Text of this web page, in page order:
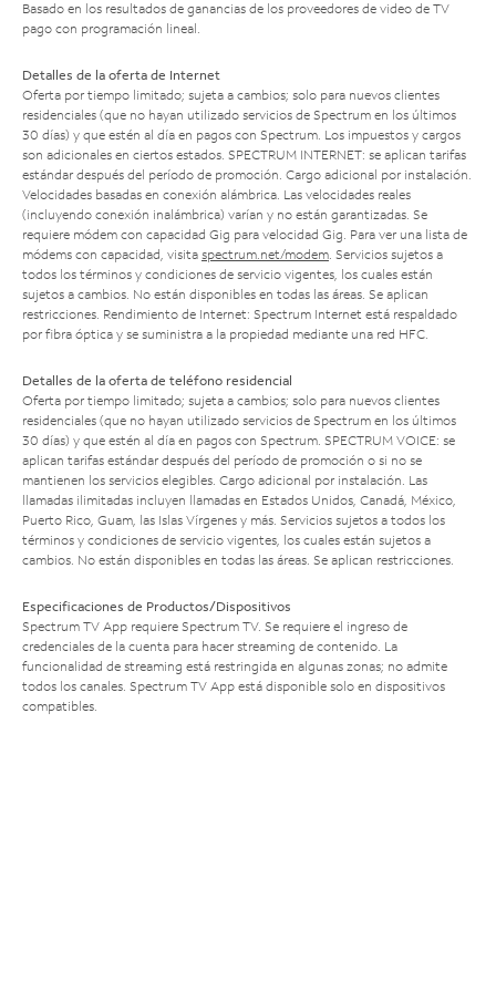
Basado en los resultados de ganancias de los proveedores de video de TV
pago con programación lineal.
Detalles de la oferta de Internet
Oferta por tiempo limitado; sujeta a cambios; solo para nuevos clientes
residenciales (que no hayan utilizado servicios de Spectrum en los últimos
30 días) y que estén al día en pagos con Spectrum. Los impuestos y cargos
son adicionales en ciertos estados. SPECTRUM INTERNET: se aplican tarifas
estándar después del período de promoción. Cargo adicional por instalación.
Velocidades basadas en conexión alámbrica. Las velocidades reales
(incluyendo conexión inalámbrica) varían y no están garantizadas. Se
requiere módem con capacidad Gig para velocidad Gig. Para ver una lista de
módems con capacidad, visita spectrum.net/modem. Servicios sujetos a
todos los términos y condiciones de servicio vigentes, los cuales están
sujetos a cambios. No están disponibles en todas las áreas. Se aplican
restricciones. Rendimiento de Internet: Spectrum Internet está respaldado
por fibra óptica y se suministra a la propiedad mediante una red HFC.
Detalles de la oferta de teléfono residencial
Oferta por tiempo limitado; sujeta a cambios; solo para nuevos clientes
residenciales (que no hayan utilizado servicios de Spectrum en los últimos
30 días) y que estén al día en pagos con Spectrum. SPECTRUM VOICE: se
aplican tarifas estándar después del período de promoción o si no se
mantienen los servicios elegibles. Cargo adicional por instalación. Las
llamadas ilimitadas incluyen llamadas en Estados Unidos, Canadá, México,
Puerto Rico, Guam, las Islas Vírgenes y más. Servicios sujetos a todos los
términos y condiciones de servicio vigentes, los cuales están sujetos a
cambios. No están disponibles en todas las áreas. Se aplican restricciones.
Especificaciones de Productos/Dispositivos
Spectrum TV App requiere Spectrum TV. Se requiere el ingreso de
credenciales de la cuenta para hacer streaming de contenido. La
funcionalidad de streaming está restringida en algunas zonas; no admite
todos los canales. Spectrum TV App está disponible solo en dispositivos
compatibles.